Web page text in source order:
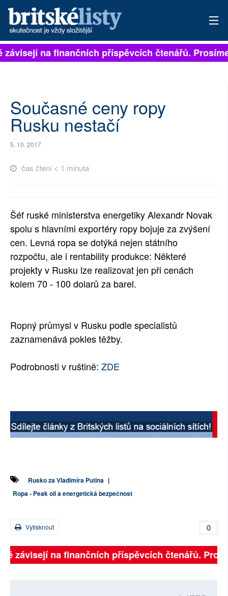
PŘIHLÁSIT
ARCHIV
ROZHOVORY
TÉMATA
NEJČTENĚJŠÍ ZA 7 DNÍ
PŘÍSPĚVKY NA PROVOZ
SOCIÁLNÍ SÍTĚ
RUBRIKY
PLNÁ VERZE STRÁNEK
na finančních příspěvcích čtenářů.
Současné ceny ropy
Rusku nestačí
5. 10. 2017
čas čtení < 1 minuta
Šéf ruské ministerstva energetiky Alexandr Novak
spolu s hlavními exportéry ropy bojuje za zvýšení
cen. Levná ropa se dotýká nejen státního
rozpočtu, ale i rentability produkce: Některé
projekty v Rusku lze realizovat jen při cenách
kolem 70 - 100 dolarů za barel.
Ropný průmysl v Rusku podle specialistů
zaznamenává pokles těžby.
Podrobnosti v ruštině: ZDE
Rusko za Vladimíra Putina |
Ropa - Peak oil a energetická bezpečnost
0
Vytisknout
závisejí na finančních příspěvcích čtenářů.